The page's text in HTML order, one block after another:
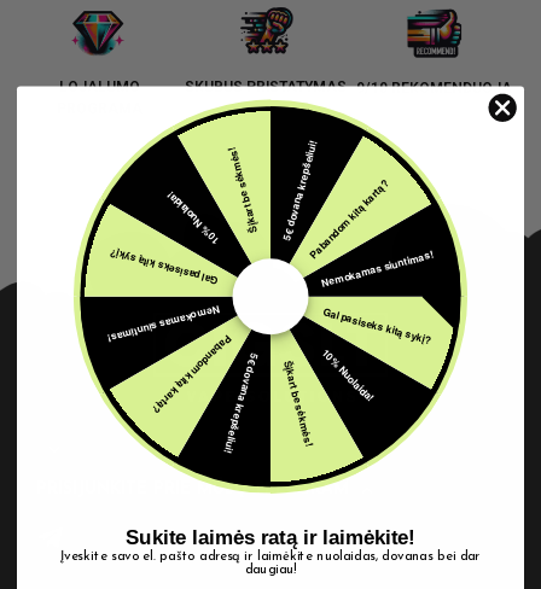
LOJALUMO
SKUBUS PRISTATYMAS 9/10 REKOMENDUOJA
PRISIJUNKITE PRIE MŪSŲ TELEGRAM
5€ dovana krepšeliui!Pabandom kitą kartą?
Nemokamas siuntimas!
Gal pasiseks kitą sykį?
10% Nuolaida!
Šįkart be sėkmės!
5€ dovana krepšeliui!
Pabandom kitą kartą?
Nemokamas siuntimas!
Gal pasiseks kitą sykį?
10% Nuolaida!Šįkart be sėkmės!
Sukite laimės ratą ir laimėkite!
Įveskite savo el. pašto adresą ir laimėkite nuolaidas, dovanas bei dar
daugiau!